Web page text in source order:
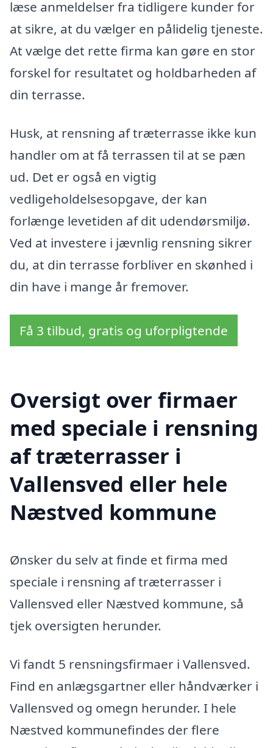
læse anmeldelser fra tidligere kunder for
at sikre, at du vælger en pålidelig tjeneste.
At vælge det rette firma kan gøre en stor
forskel for resultatet og holdbarheden af
din terrasse.
Husk, at rensning af træterrasse ikke kun
handler om at få terrassen til at se pæn
ud. Det er også en vigtig
vedligeholdelsesopgave, der kan
forlænge levetiden af dit udendørsmiljø.
Ved at investere i jævnlig rensning sikrer
du, at din terrasse forbliver en skønhed i
din have i mange år fremover.
Få 3 tilbud, gratis og uforpligtende
Oversigt over firmaer
med speciale i rensning
af træterrasser i
Vallensved eller hele
Næstved kommune
Ønsker du selv at finde et firma med
speciale i rensning af træterrasser i
Vallensved eller Næstved kommune, så
tjek oversigten herunder.
Vi fandt 5 rensningsfirmaer i Vallensved.
Find en anlægsgartner eller håndværker i
Vallensved og omegn herunder. I hele
Næstved kommunefindes der flere